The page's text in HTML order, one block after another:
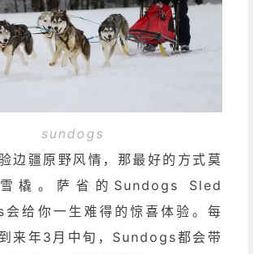
sundogs
边疆原野风情，那最好的方式莫
橇。萨省的Sundogs Sled
给你一生难得的惊喜体验。每
来年3月中旬，Sundogs都会带